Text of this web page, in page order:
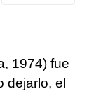
1974) fue
dejarlo, el